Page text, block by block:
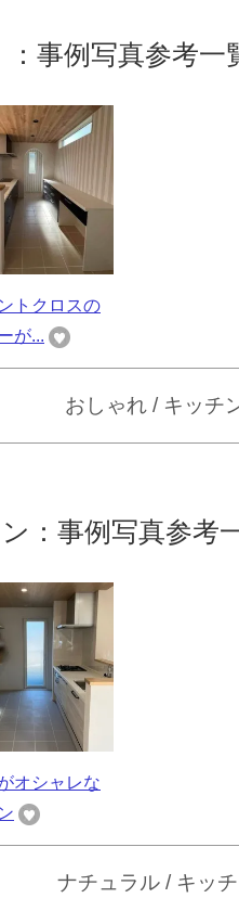
事例写真参考一
トクロスの
が...
おしゃれ / キッチ
：事例写真参考
オシャレな
ナチュラル / キッ